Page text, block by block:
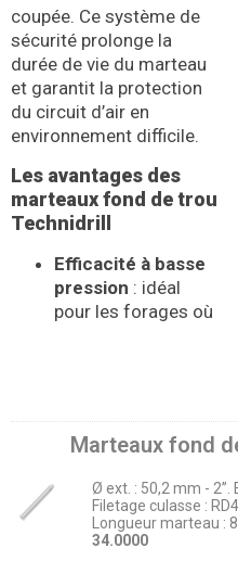
coupée. Ce système de
sécurité prolonge la
durée de vie du marteau
et garantit la protection
du circuit d’air en
environnement difficile.
Les avantages des
marteaux fond de trou
Technidrill
Efficacité à basse
pression : idéal
pour les forages où
Marteaux fond
Ø ext. : 50,2 mm -
Filetage culasse :
Longueur marteau :
34.0000